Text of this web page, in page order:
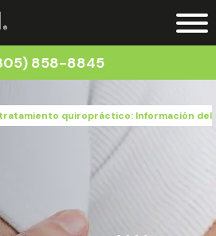
858-8845
quiropráctico: Información del